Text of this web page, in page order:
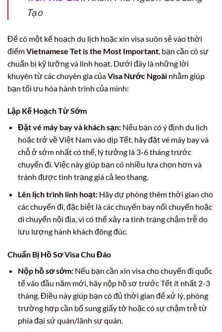
Tạo
Để có một kế hoạch du lịch hoặc xin visa suôn sẻ vào thời
điểmVietnamese Tet is the Most Important , bạn cần có sự
chuẩn bị kỹ lưỡng và linh hoạt. Dưới đây là những lời
khuyên từ các chuyên gia củaVisa Nước Ngoài nhằm giúp
bạn tối ưu hóa hành trình của mình:
Lập Kế Hoạch Từ Sớm
Đặt vé máy bay và khách sạn:Nếu bạn có ý định du lịch
hoặc trở về Việt Nam vào dịp Tết, hãy đặt vé máy bay và
chỗ ở sớm nhất có thể, lý tưởng là 3-6 tháng trước
chuyến đi. Việc này giúp bạn có nhiều lựa chọn hơn và
tránh được tình trạng giá cả leo thang.
Lên lịch trình linh hoạt:Hãy dự phòng thêm thời gian cho
các chuyến đi, đặc biệt là các chuyến bay nối chuyến hoặc
di chuyển nội địa, vì có thể xảy ra tình trạng chậm trễ do
lưu lượng hành khách đông đúc.
Chuẩn Bị Hồ Sơ Visa Chu Đáo
Nộp hồ sơ sớm:Nếu bạn cần xin visa cho chuyến đi quốc
tế vào đầu năm mới, hãy nộp hồ sơ trước Tết ít nhất 2-3
tháng. Điều này giúp bạn có đủ thời gian để xử lý, phòng
trường hợp cần bổ sung giấy tờ hoặc có sự chậm trễ từ
phía đại sứ quán/lãnh sự quán.